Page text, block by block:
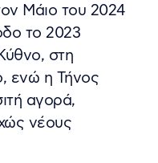
Μάιο του 2024
το 2023
στη
ενώ η Τήνος
αγορά,
νέους